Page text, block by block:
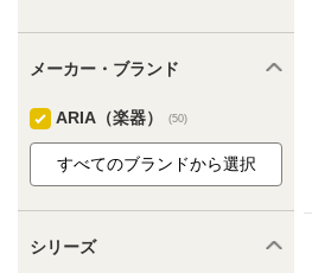
メーカー・ブランド
ARIA（楽器） (50)
シリーズ